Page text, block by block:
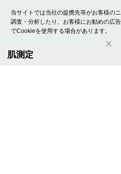
当サイトでは当社の提携先等がお客様の
調査・分析したり、お客様にお勧めの広
でCookieを使用する場合があります。
ホーム モデル募集 ランキング
肌測定